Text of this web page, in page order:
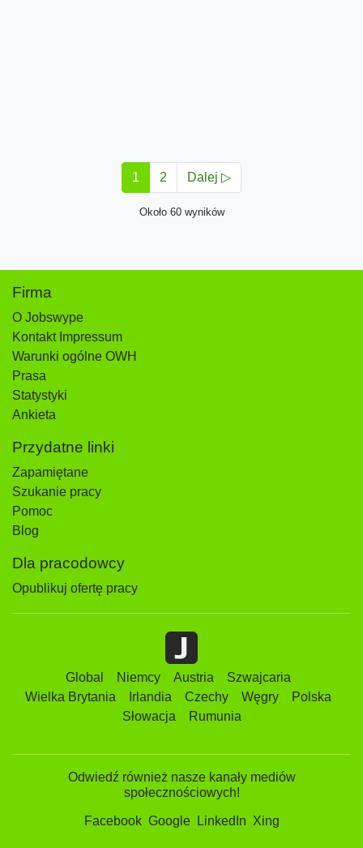
1 2 Dalej ▷
Około 60 wyników
Firma
O Jobswype
Kontakt Impressum
Warunki ogólne OWH
Prasa
Statystyki
Ankieta
Przydatne linki
Zapamiętane
Szukanie pracy
Pomoc
Blog
Dla pracodowcy
Opublikuj ofertę pracy
Global Niemcy Austria
Szwajcaria
Wielka Brytania
Irlandia Czechy Węgry
Polska
Słowacja
Rumunia
Odwiedź również nasze kanały mediów
społecznościowych!
Facebook Google LinkedIn Xing